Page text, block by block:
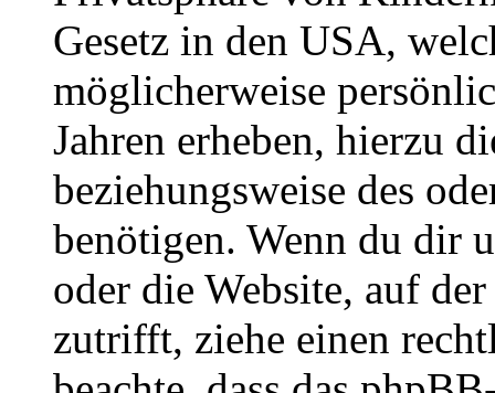
Gesetz in den USA,
möglicherweise
Jahren erheben, hierzu
beziehungsweise des
benötigen. Wenn du dir
oder die Website, auf
zutrifft, ziehe einen